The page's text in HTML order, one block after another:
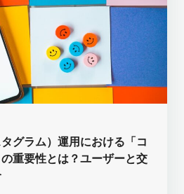
グラム）運用における「コ
重要性とは？ユーザーと交